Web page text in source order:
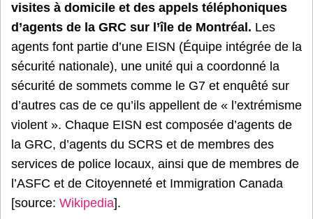
visites à domicile et des appels téléphoniques
d’agents de la GRC sur l’île de Montréal. Les
agents font partie d’une EISN (Équipe intégrée de la
sécurité nationale), une unité qui a coordonné la
sécurité de sommets comme le G7 et enquêté sur
d’autres cas de ce qu’ils appellent de « l’extrémisme
violent ». Chaque EISN est composée d’agents de
la GRC, d’agents du SCRS et de membres des
services de police locaux, ainsi que de membres de
l’ASFC et de Citoyenneté et Immigration Canada
[source: Wikipedia].